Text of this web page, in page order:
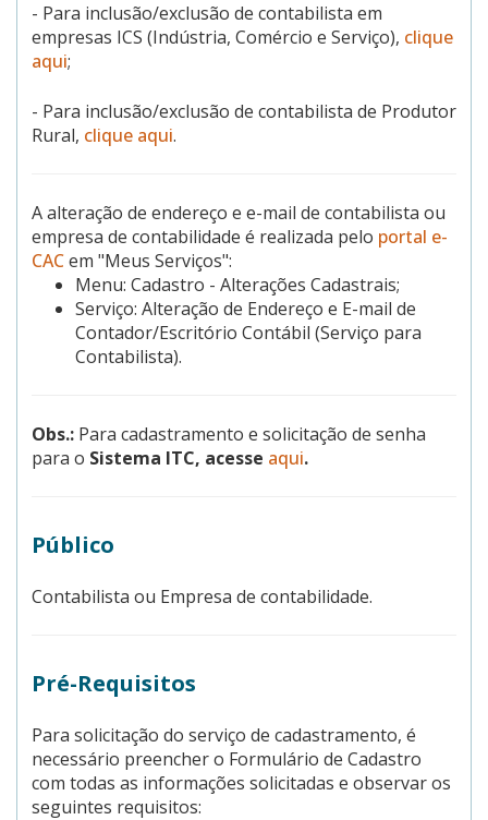
- Para inclusão/exclusão de contabilista em
empresas ICS (Indústria, Comércio e Serviço), clique
aqui;
- Para inclusão/exclusão de contabilista de Produtor
Rural, clique aqui.
A alteração de endereço e e-mail de contabilista ou
empresa de contabilidade é realizada pelo portal e-
CACem "Meus Serviços":
Menu: Cadastro - Alterações Cadastrais;
Serviço: Alteração de Endereço e E-mail de
Contador/Escritório Contábil (Serviço para
Contabilista).
Obs.:Para cadastramento e solicitação de senha
para o Sistema ITC, acesse aqui.
Público
Contabilista ou Empresa de contabilidade.
Pré-Requisitos
Para solicitação do serviço de cadastramento, é
necessário preencher o Formulário de Cadastro
com todas as informações solicitadas e observar os
seguintes requisitos: